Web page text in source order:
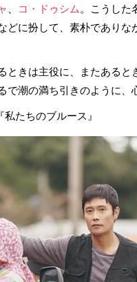
コ・ドゥシム 。こうした
どに扮して、素朴であり
きは主役に、またあると
で潮の満ち引きのように、
たちのブルース』